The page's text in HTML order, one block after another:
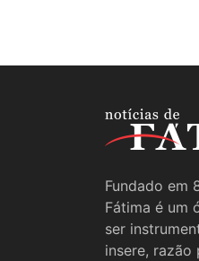
Fundado em
Fátima é um
ser
insere,